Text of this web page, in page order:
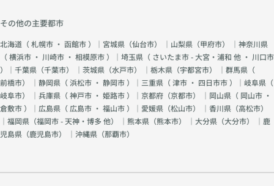
その他の主要都市
北海道（札幌市 ・ 函館市）｜宮城県（仙台市） ｜山梨県（甲府市） ｜神奈川県
（横浜市 ・ 川崎市 ・ 相模原市）｜埼玉県（ さいたま市 - 大宮・浦和 他 ・ 川口市
）｜千葉県（千葉市） ｜茨城県（水戸市） ｜栃木県（宇都宮市） ｜群馬県（
前橋市） ｜静岡県（浜松市 ・ 静岡市）｜三重県（津市 ・ 四日市市）｜岐阜県（
岐阜市） ｜兵庫県（神戸市 ・ 姫路市）｜京都府（京都市） ｜岡山県（ 岡山市 ・
倉敷市）｜広島県（ 広島市 ・ 福山市）｜愛媛県（松山市） ｜香川県（高松市）
｜福岡県（福岡市 - 天神・博多 他） ｜熊本県（熊本市） ｜大分県（大分市） ｜鹿
児島県（鹿児島市） ｜沖縄県（那覇市）